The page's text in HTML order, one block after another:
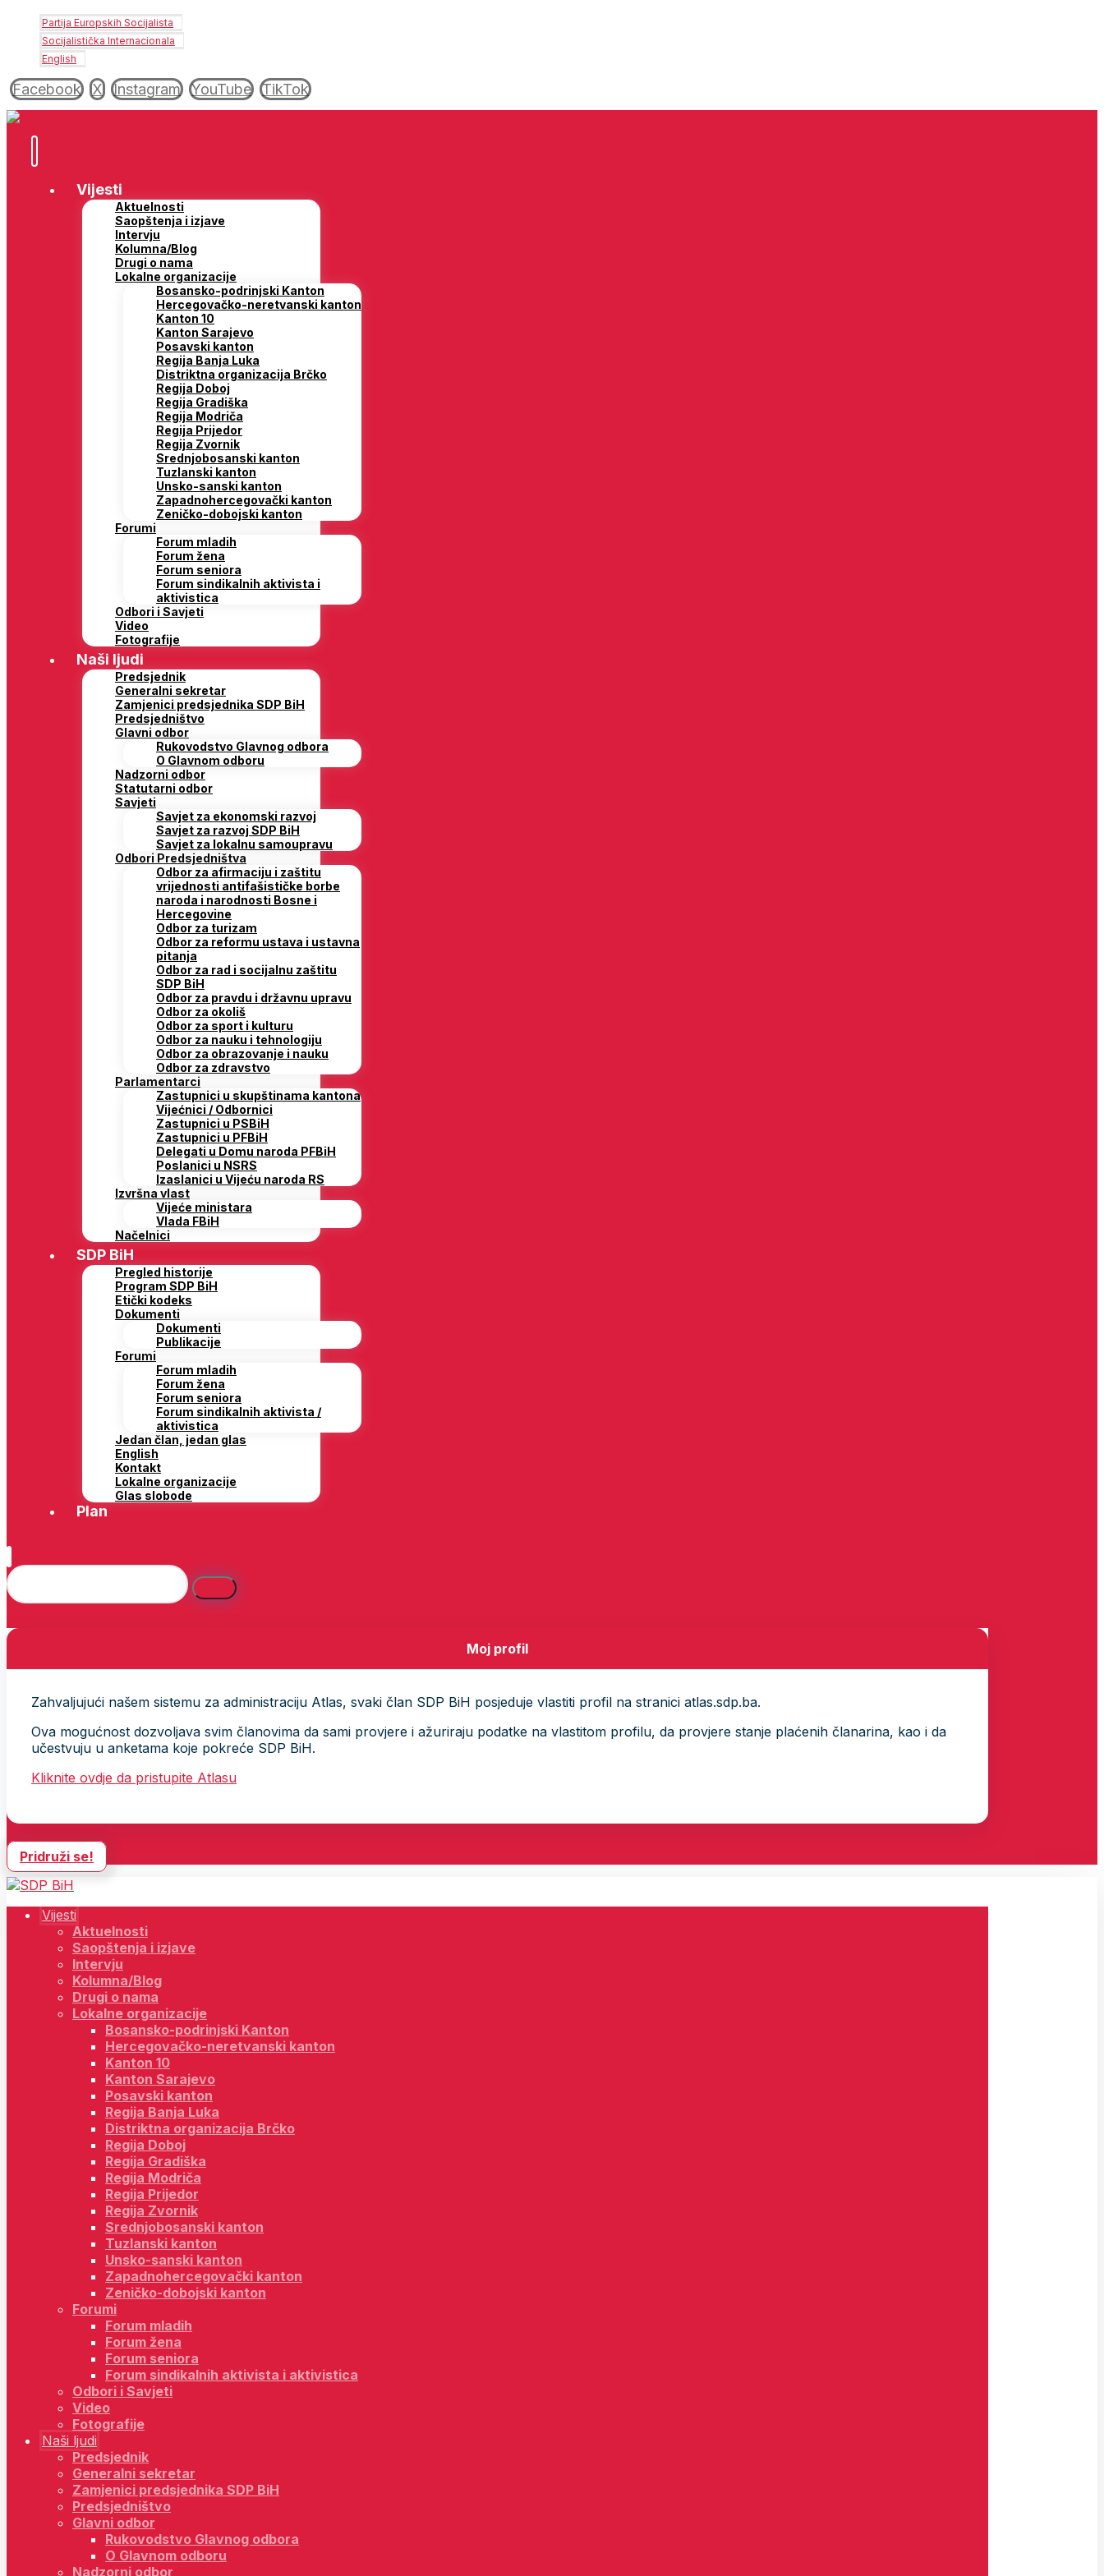
Partija Europskih Socijalista
Socijalistička Internacionala
English
Facebook X Instagram YouTube TikTok
Vijesti
Aktuelnosti
Saopštenja i izjave
Intervju
Kolumna/Blog
Drugi o nama
Lokalne organizacije
Bosansko-podrinjski Kanton
Hercegovačko-neretvanski kanton
Kanton 10
Kanton Sarajevo
Posavski kanton
Regija Banja Luka
Distriktna organizacija Brčko
Regija Doboj
Regija Gradiška
Regija Modriča
Regija Prijedor
Regija Zvornik
Srednjobosanski kanton
Tuzlanski kanton
Unsko-sanski kanton
Zapadnohercegovački kanton
Zeničko-dobojski kanton
Forumi
Forum mladih
Forum žena
Forum seniora
Forum sindikalnih aktivista i
aktivistica
Odbori i Savjeti
Video
Fotografije
Naši ljudi
Predsjednik
Generalni sekretar
Zamjenici predsjednika SDP BiH
Predsjedništvo
Glavni odbor
Rukovodstvo Glavnog odbora
O Glavnom odboru
Nadzorni odbor
Statutarni odbor
Savjeti
Savjet za ekonomski razvoj
Savjet za razvoj SDP BiH
Savjet za lokalnu samoupravu
Odbori Predsjedništva
Odbor za afirmaciju i zaštitu
vrijednosti antifašističke borbe
naroda i narodnosti Bosne i
Hercegovine
Odbor za turizam
Odbor za reformu ustava i ustavna
pitanja
Odbor za rad i socijalnu zaštitu
SDP BiH
Odbor za pravdu i državnu upravu
Odbor za okoliš
Odbor za sport i kulturu
Odbor za nauku i tehnologiju
Odbor za obrazovanje i nauku
Odbor za zdravstvo
Parlamentarci
Zastupnici u skupštinama kantona
Vijećnici / Odbornici
Zastupnici u PSBiH
Zastupnici u PFBiH
Delegati u Domu naroda PFBiH
Poslanici u NSRS
Izaslanici u Vijeću naroda RS
Izvršna vlast
Vijeće ministara
Vlada FBiH
Načelnici
SDP BiH
Pregled historije
Program SDP BiH
Etički kodeks
Dokumenti
Dokumenti
Publikacije
Forumi
Forum mladih
Forum žena
Forum seniora
Forum sindikalnih aktivista /
aktivistica
Jedan član, jedan glas
English
Kontakt
Lokalne organizacije
Glas slobode
Plan
Moj profil
Zahvaljujući našem sistemu za administraciju Atlas, svaki član SDP BiH posjeduje vlastiti profil na stranici atlas.sdp.ba.
Ova mogućnost dozvoljava svim članovima da sami provjere i ažuriraju podatke na vlastitom profilu, da provjere stanje plaćenih članarina, kao i da
učestvuju u anketama koje pokreće SDP BiH.
Kliknite ovdje da pristupite Atlasu
Pridruži se!
Vijesti
Aktuelnosti
Saopštenja i izjave
Intervju
Kolumna/Blog
Drugi o nama
Lokalne organizacije
Bosansko-podrinjski Kanton
Hercegovačko-neretvanski kanton
Kanton 10
Kanton Sarajevo
Posavski kanton
Regija Banja Luka
Distriktna organizacija Brčko
Regija Doboj
Regija Gradiška
Regija Modriča
Regija Prijedor
Regija Zvornik
Srednjobosanski kanton
Tuzlanski kanton
Unsko-sanski kanton
Zapadnohercegovački kanton
Zeničko-dobojski kanton
Forumi
Forum mladih
Forum žena
Forum seniora
Forum sindikalnih aktivista i aktivistica
Odbori i Savjeti
Video
Fotografije
Naši ljudi
Predsjednik
Generalni sekretar
Zamjenici predsjednika SDP BiH
Predsjedništvo
Glavni odbor
Rukovodstvo Glavnog odbora
O Glavnom odboru
Nadzorni odbor